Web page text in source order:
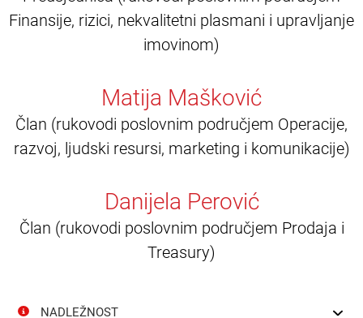
Finansije, rizici, nekvalitetni plasmani i upravljanje
imovinom)
Matija Mašković
Član (rukovodi poslovnim područjem Operacije,
razvoj, ljudski resursi, marketing i komunikacije)
Danijela Perović
Član (rukovodi poslovnim područjem Prodaja i
Treasury)
NADLEŽNOST